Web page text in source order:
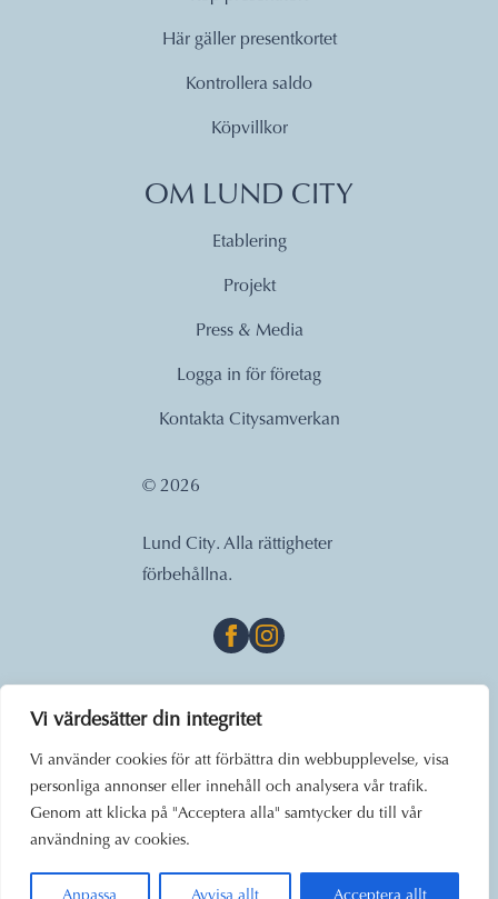
Vi värdesätter din integritet
Vi använder cookies för att förbättra din webbupplevelse, visa
personliga annonser eller innehåll och analysera vår trafik.
Genom att klicka på "Acceptera alla" samtycker du till vår
användning av cookies.
Här gäller presentkortet
Kontrollera saldo
Köpvillkor
OM LUND CITY
Etablering
Projekt
Press & Media
Logga in för företag
Kontakta Citysamverkan
© 2026
Lund City. Alla rättigheter
förbehållna.